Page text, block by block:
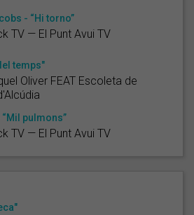
- “Hi torno”
TV — El Punt Avui TV
temps"
Oliver FEAT Escoleta de
“Mil pulmons”
TV — El Punt Avui TV